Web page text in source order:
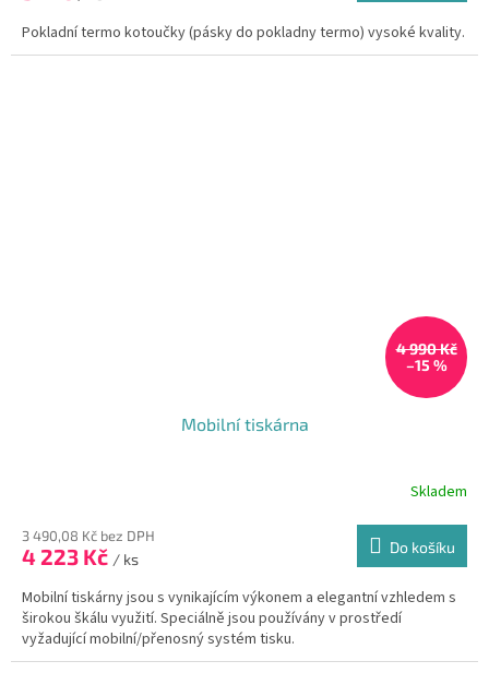
Pokladní termo kotoučky (pásky do pokladny termo) vysoké kvality.
4 990 Kč
–15 %
Mobilní tiskárna
Skladem
3 490,08 Kč bez DPH
4 223 Kč / ks
Do košíku
Mobilní tiskárny jsou s vynikajícím výkonem a elegantní vzhledem s
širokou škálu využití. Speciálně jsou používány v prostředí
vyžadující mobilní/přenosný systém tisku.